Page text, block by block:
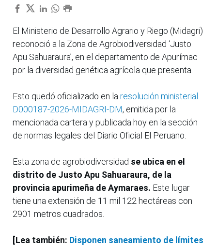
El Ministerio de Desarrollo Agrario y Riego (Midagri)
reconoció a la Zona de Agrobiodiversidad ‘Justo
Apu Sahuaraura’, en el departamento de Apurímac
por la diversidad genética agrícola que presenta.
Esto quedó oficializado en la resolución ministerial
D000187-2026-MIDAGRI-DM, emitida por la
mencionada cartera y publicada hoy en la sección
de normas legales del Diario Oficial El Peruano.
Esta zona de agrobiodiversidad se ubica en el
distrito de Justo Apu Sahuaraura, de la
provincia apurimeña de Aymaraes. Este lugar
tiene una extensión de 11 mil 122 hectáreas con
2901 metros cuadrados.
[Lea también: Disponen saneamiento de límites